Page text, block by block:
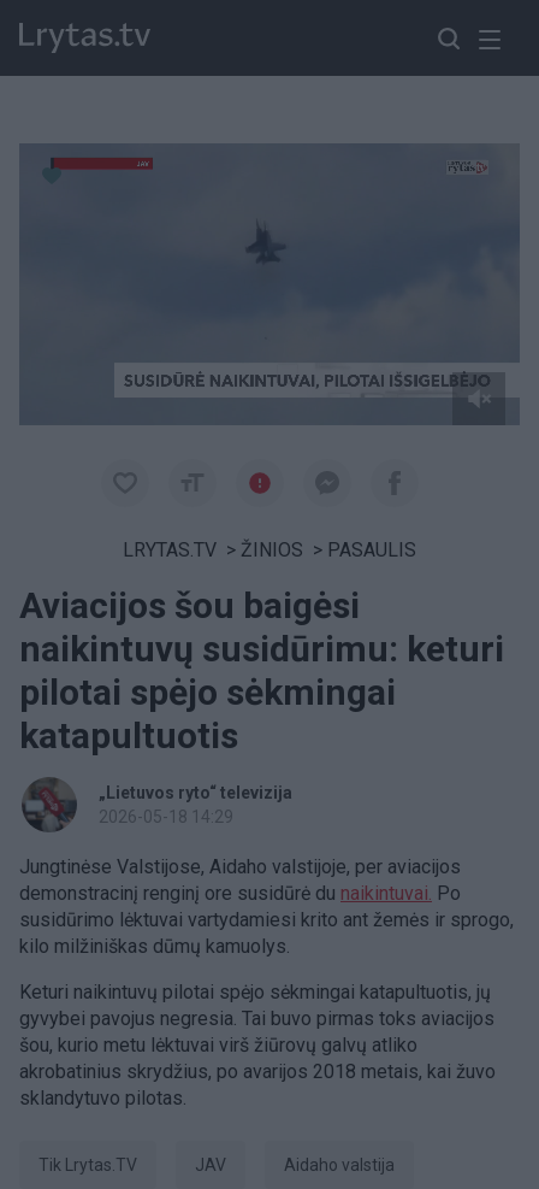
LRYTAS.TV > ŽINIOS > PASAULIS
Aviacijos šou baigėsi
naikintuvų susidūrimu: keturi
pilotai spėjo sėkmingai
katapultuotis
„Lietuvos ryto“ televizija
2026-05-18 14:29
Jungtinėse Valstijose, Aidaho valstijoje, per aviacijos
demonstracinį renginį ore susidūrė du naikintuvai. Po
susidūrimo lėktuvai vartydamiesi krito ant žemės ir sprogo,
kilo milžiniškas dūmų kamuolys.
Keturi naikintuvų pilotai spėjo sėkmingai katapultuotis, jų
gyvybei pavojus negresia. Tai buvo pirmas toks aviacijos
šou, kurio metu lėktuvai virš žiūrovų galvų atliko
akrobatinius skrydžius, po avarijos 2018 metais, kai žuvo
sklandytuvo pilotas.
tik Lrytas.TV JAV Aidaho valstija